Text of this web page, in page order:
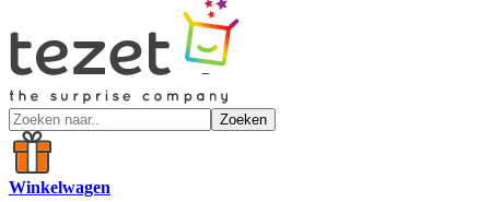
Zoeken
Winkelwagen